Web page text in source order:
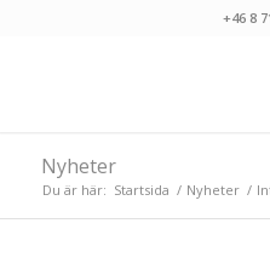
+46 8
Nyheter
Du är här: Startsida / Nyheter /